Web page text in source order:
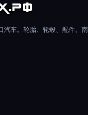
.РФ
汽车。轮胎、轮毂、配件。